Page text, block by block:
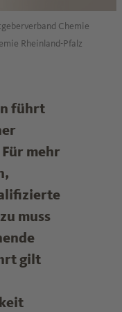
Chemie
Rheinland-Pfalz
führt
mehr
muss
gilt